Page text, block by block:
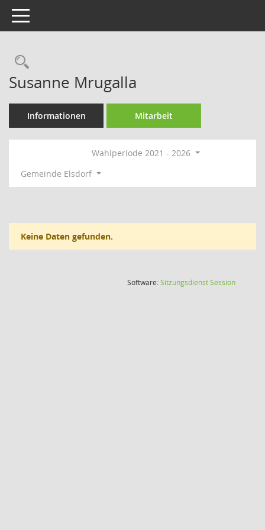
Toggle navigation
Rechercheauswahl
Susanne Mrugalla
Informationen Mitarbeit
Wahlperiode 2021 - 2026
Gemeinde Elsdorf
Keine Daten gefunden.
Software:SitzungsdienstSession(Wird in